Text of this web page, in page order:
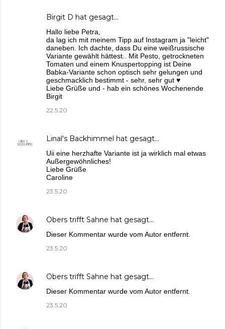
Birgit D hat gesagt…
Hallo liebe Petra,
da lag ich mit meinem Tipp auf Instagram ja "leicht"
daneben. Ich dachte, dass Du eine weißrussische
Variante gewählt hättest.. Mit Pesto, getrockneten
Tomaten und einem Knuspertopping ist Deine
Babka-Variante schon optisch sehr gelungen und
geschmacklich bestimmt - sehr, sehr gut ♥
Liebe Grüße und - hab ein schönes Wochenende
Birgit
22.5.20
Linal's Backhimmel hat gesagt…
Uii eine herzhafte Variante ist ja wirklich mal etwas
Außergewöhnliches!
Liebe Grüße
Caroline
23.5.20
Obers trifft Sahne hat gesagt…
Dieser Kommentar wurde vom Autor entfernt.
23.5.20
Obers trifft Sahne hat gesagt…
Dieser Kommentar wurde vom Autor entfernt.
23.5.20